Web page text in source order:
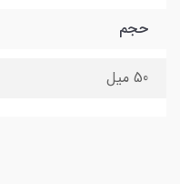
حجم
50 میل